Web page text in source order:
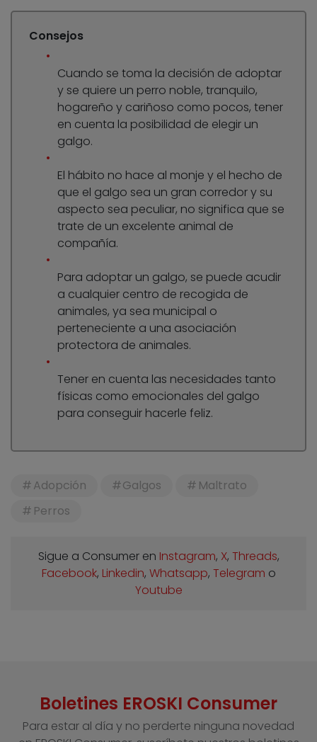
Consejos
Cuando se toma la decisión de adoptar
y se quiere un perro noble, tranquilo,
hogareño y cariñoso como pocos, tener
en cuenta la posibilidad de elegir un
galgo.
El hábito no hace al monje y el hecho de
que el galgo sea un gran corredor y su
aspecto sea peculiar, no significa que se
trate de un excelente animal de
compañía.
Para adoptar un galgo, se puede acudir
a cualquier centro de recogida de
animales, ya sea municipal o
perteneciente a una asociación
protectora de animales.
Tener en cuenta las necesidades tanto
físicas como emocionales del galgo
para conseguir hacerle feliz.
Adopción Galgos
Maltrato
Perros
Sigue a Consumer en Instagram, X, Threads,
Facebook, Linkedin, Whatsapp, Telegram o
Youtube
Boletines EROSKI Consumer
Para estar al día y no perderte ninguna novedad